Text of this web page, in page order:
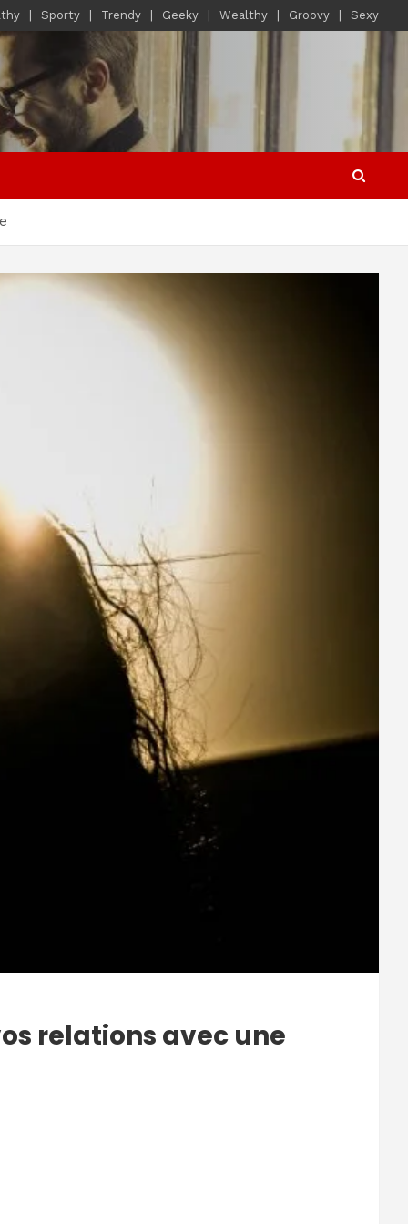
Sporty Trendy Geeky Wealthy Groovy Sexy
relations avec une